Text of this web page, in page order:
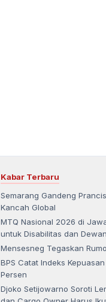
Kabar Terbaru
Semarang Gandeng
Kancah Global
MTQ Nasional 2026 di
untuk Disabilitas dan
Mensesneg Tegaskan
BPS Catat Indeks
Persen
Djoko Setijowarno Soroti